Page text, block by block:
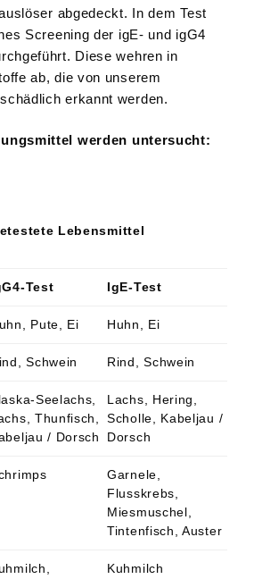
abgedeckt. In dem Test
Screening der igE- und igG4
Diese wehren in
ab, die von unserem
erkannt werden.
werden untersucht:
Lebensmittel
Test IgE-Test
Pute, Ei Huhn, Ei
Schwein Rind, Schwein
Seelachs,
Thunfisch,
/ Dorsch
Lachs, Hering,
Scholle, Kabeljau /
Dorsch
Garnele,
Flusskrebs,
Miesmuschel,
Tintenfisch, Auster
Kuhmilch